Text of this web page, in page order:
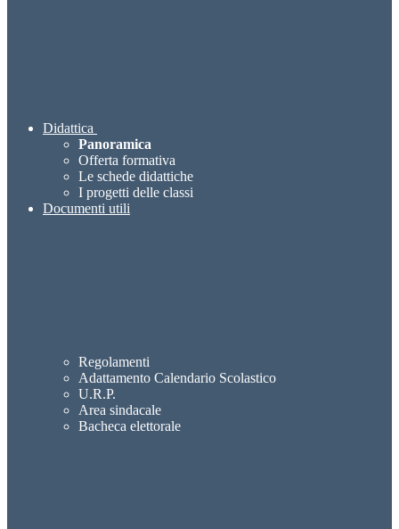
Didattica
Panoramica
Offerta formativa
Le schede didattiche
I progetti delle classi
Documenti utili
Regolamenti
Adattamento Calendario Scolastico
U.R.P.
Area sindacale
Bacheca elettorale